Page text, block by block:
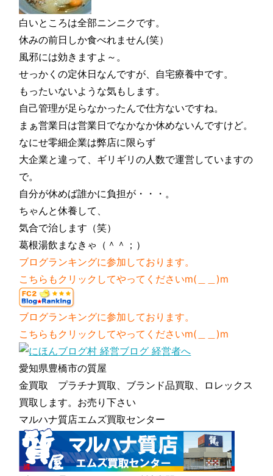
白いところは全部ニンニクです。
休みの前日しか食べれません(笑）
風邪には効きますよ～。
せっかくの定休日なんですが、自宅療養中です。
もったいないような気もします。
自己管理が足らなかったんで仕方ないですね。
まぁ営業日は営業日でなかなか休めないんですけど。
なにせ零細企業は弊店に限らず
大企業と違って、ギリギリの人数で運営していますの
で。
自分が休めば誰かに負担が・・・。
ちゃんと休養して、
気合で治します（笑）
葛根湯飲まなきゃ（＾＾；）
ブログランキングに参加しております。
こちらもクリックしてやってくださいm(＿＿)m
ブログランキングに参加しております。
こちらもクリックしてやってくださいm(＿＿)m
愛知県豊橋市の質屋
金買取 プラチナ買取、ブランド品買取、ロレックス
買取します。お売り下さい
マルハナ質店エムズ買取センター